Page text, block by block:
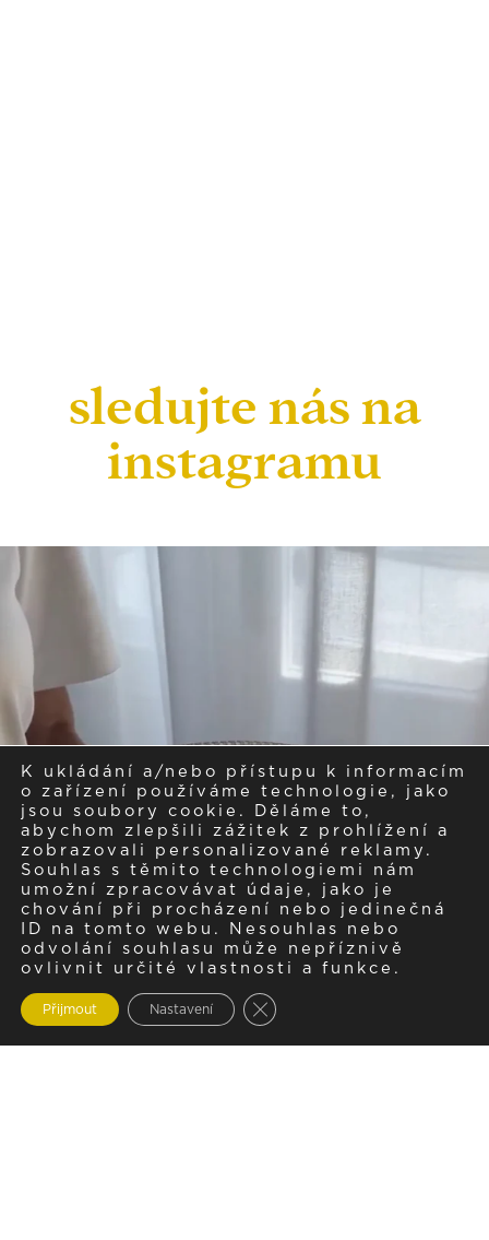
sledujte nás na
instagramu
K ukládání a/nebo přístupu k informacím
o zařízení používáme technologie, jako
jsou soubory cookie. Děláme to,
abychom zlepšili zážitek z prohlížení a
zobrazovali personalizované reklamy.
Souhlas s těmito technologiemi nám
umožní zpracovávat údaje, jako je
chování při procházení nebo jedinečná
ID na tomto webu. Nesouhlas nebo
odvolání souhlasu může nepříznivě
ovlivnit určité vlastnosti a funkce.
Přijmout Nastavení Zavřít cookie lištu GDPR